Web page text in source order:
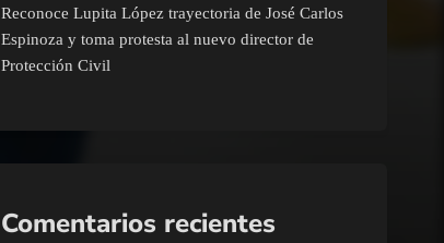
Reconoce Lupita López trayectoria de José Carlos
Espinoza y toma protesta al nuevo director de
Protección Civil
Comentarios recientes